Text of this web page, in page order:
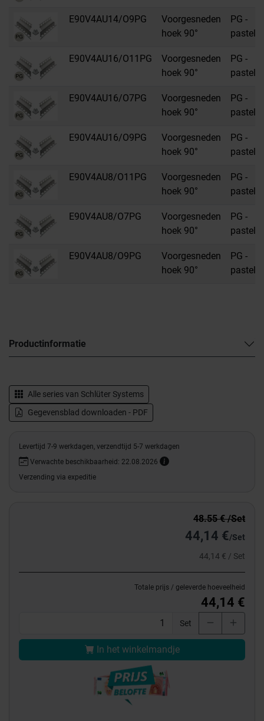
E90V4AU14/O9PG
Voorgesneden
hoek 90°
PG -
E90V4AU16/O11PG
Voorgesneden
hoek 90°
PG -
E90V4AU16/O7PG
Voorgesneden
hoek 90°
PG -
E90V4AU16/O9PG
Voorgesneden
hoek 90°
PG -
E90V4AU8/O11PG
Voorgesneden
hoek 90°
PG -
E90V4AU8/O7PG
Voorgesneden
hoek 90°
PG -
E90V4AU8/O9PG
Voorgesneden
hoek 90°
PG -
Productinformatie
Alle series van Schlüter Systems
Gegevensblad downloaden - PDF
Levertijd 7-9 werkdagen, verzendtijd 5-7 werkdagen
Verwachte beschikbaarheid: 22.08.2026
Verzending via expeditie
48.55 € /Set
44,14 €/Set
44,14 € / Set
Totale prijs / geleverde hoeveelheid
44,14 €
Set
In het winkelmandje